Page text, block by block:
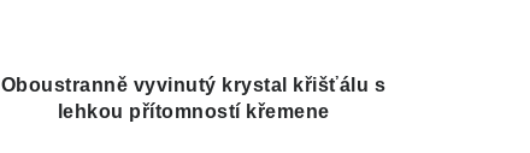
Oboustranně vyvinutý krystal křišťálu s
lehkou přítomností křemene